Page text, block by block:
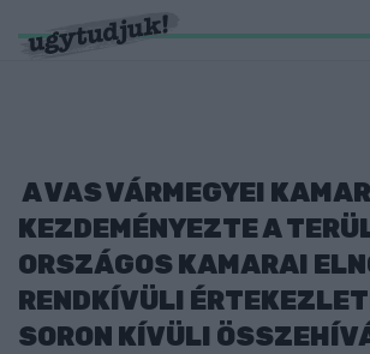
A VAS VÁRMEGYEI
KEZDEMÉNYEZTE A
ORSZÁGOS KAMARAI
RENDKÍVÜLI
SORON KÍVÜLI